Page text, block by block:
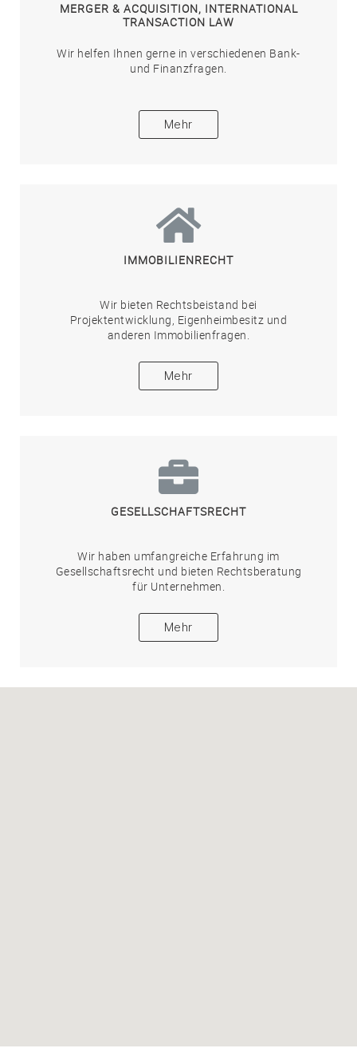
Cascada, Frankfurt
MERGER & ACQUISITION, INTERNATIONAL
TRANSACTION LAW
Wir helfen Ihnen gerne in verschiedenen Bank-
und Finanzfragen.
Mehr
IMMOBILIENRECHT
Wir bieten Rechtsbeistand bei
Projektentwicklung, Eigenheimbesitz und
anderen Immobilienfragen.
Mehr
GESELLSCHAFTSRECHT
Wir haben umfangreiche Erfahrung im
Gesellschaftsrecht und bieten Rechtsberatung
für Unternehmen.
Mehr